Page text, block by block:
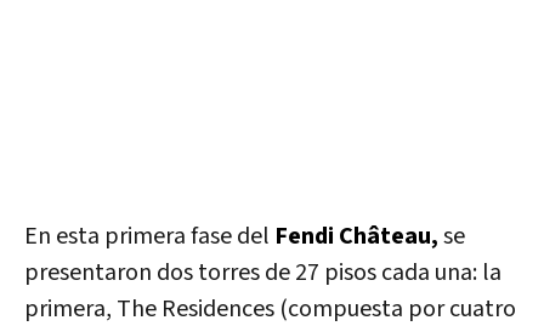
En esta primera fase del Fendi Château,se
presentaron dos torres de 27 pisos cada una: la
primera, The Residences (compuesta por cuatro